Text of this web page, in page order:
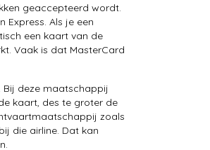
geaccepteerd wordt.
Express. Als je een
een kaart van de
Vaak is dat MasterCard
Bij deze maatschappij
kaart, des te groter de
zoals
die airline. Dat kan